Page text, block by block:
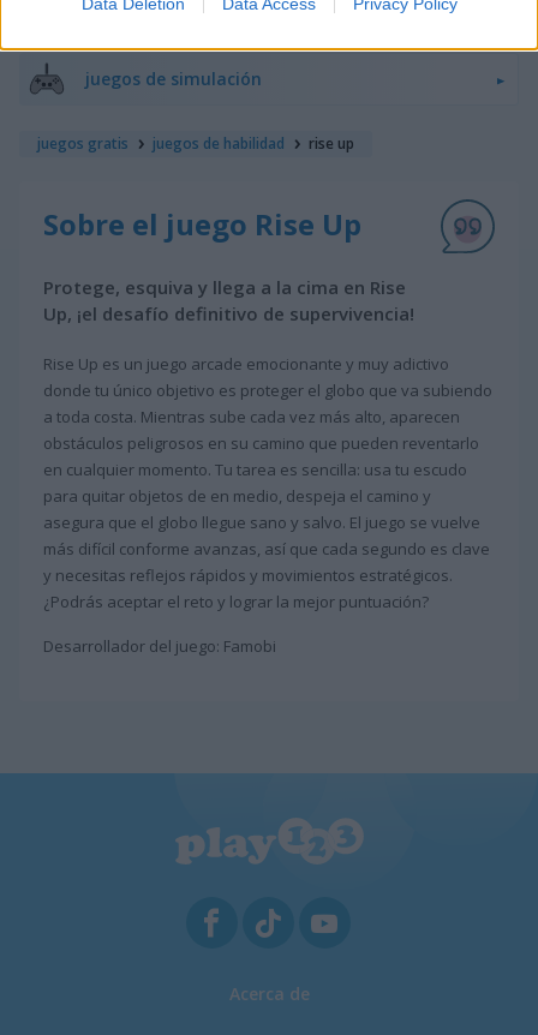
juegos de ninja
juegos de simulación
juegos gratis juegos de habilidad rise up
Sobre el juego Rise Up
Protege, esquiva y llega a la cima en Rise
Up, ¡el desafío definitivo de supervivencia!
Rise Up es un juego arcade emocionante y muy adictivo
donde tu único objetivo es proteger el globo que va subiendo
a toda costa. Mientras sube cada vez más alto, aparecen
obstáculos peligrosos en su camino que pueden reventarlo
en cualquier momento. Tu tarea es sencilla: usa tu escudo
para quitar objetos de en medio, despeja el camino y
asegura que el globo llegue sano y salvo. El juego se vuelve
más difícil conforme avanzas, así que cada segundo es clave
y necesitas reflejos rápidos y movimientos estratégicos.
¿Podrás aceptar el reto y lograr la mejor puntuación?
Desarrollador del juego: Famobi
Acerca de